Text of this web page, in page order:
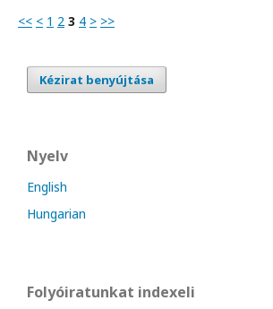
<< < 1 2 3 4 > >>
Kézirat benyújtása
Nyelv
English
Hungarian
Folyóiratunkat indexeli